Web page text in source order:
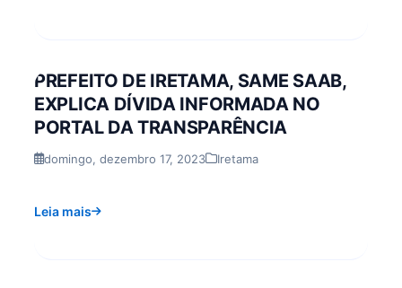
PREFEITO DE IRETAMA, SAME SAAB,
EXPLICA DÍVIDA INFORMADA NO
PORTAL DA TRANSPARÊNCIA
domingo, dezembro 17, 2023 Iretama
Leia mais